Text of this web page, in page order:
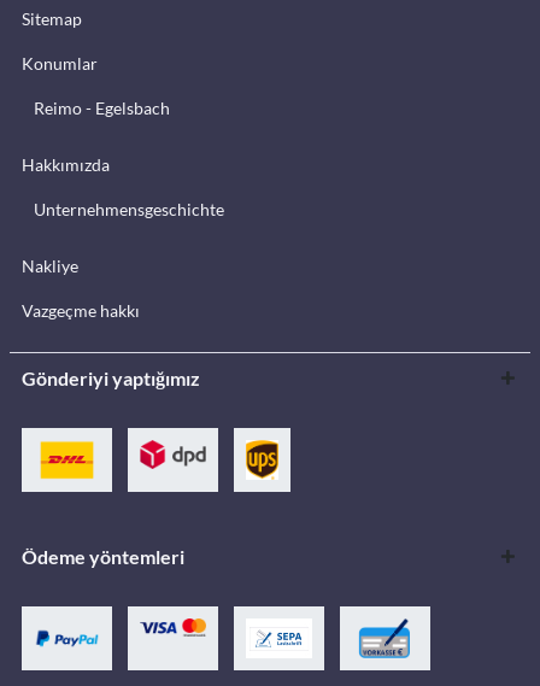
Sitemap
Konumlar
Reimo - Egelsbach
Hakkımızda
Unternehmensgeschichte
Nakliye
Vazgeçme hakkı
Gönderiyi yaptığımız
Ödeme yöntemleri